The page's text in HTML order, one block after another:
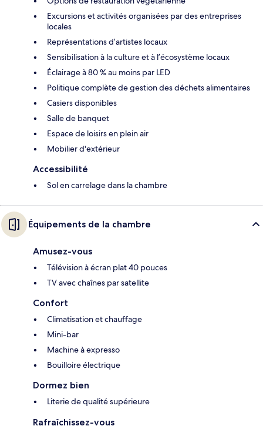
Excursions et activités organisées par des entreprises
locales
Représentations d’artistes locaux
Sensibilisation à la culture et à l’écosystème locaux
Éclairage à 80 % au moins par LED
Politique complète de gestion des déchets alimentaires
Casiers disponibles
Salle de banquet
Espace de loisirs en plein air
Mobilier d'extérieur
Accessibilité
Sol en carrelage dans la chambre
Équipements de la chambre
Amusez-vous
Télévision à écran plat 40 pouces
TV avec chaînes par satellite
Confort
Climatisation et chauffage
Mini-bar
Machine à expresso
Bouilloire électrique
Dormez bien
Literie de qualité supérieure
Rafraîchissez-vous